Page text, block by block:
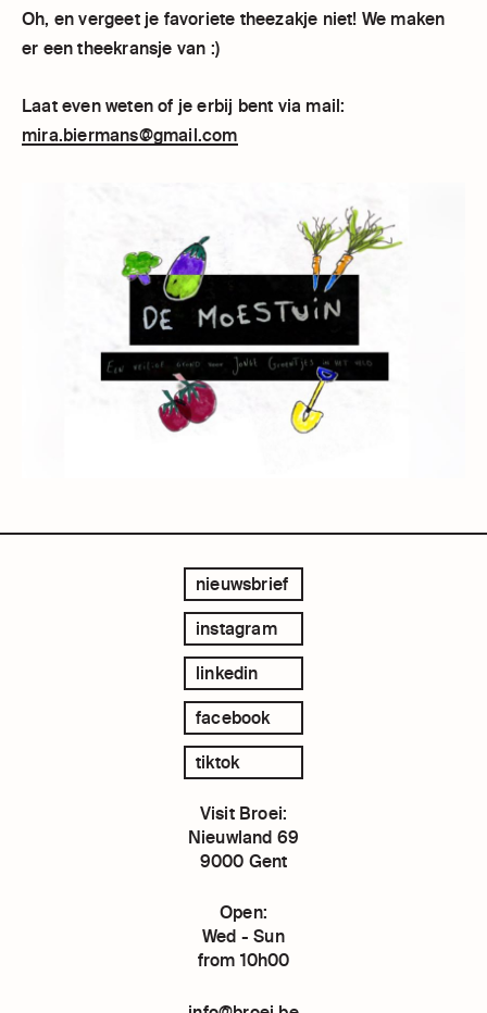
Oh, en vergeet je favoriete theezakje niet! We maken
er een theekransje van :)
Laat even weten of je erbij bent via mail:
mira.biermans@gmail.com
nieuwsbrief
instagram
linkedin
facebook
tiktok
Visit Broei:
Nieuwland 69
9000 Gent
Open:
Wed - Sun
from 10h00